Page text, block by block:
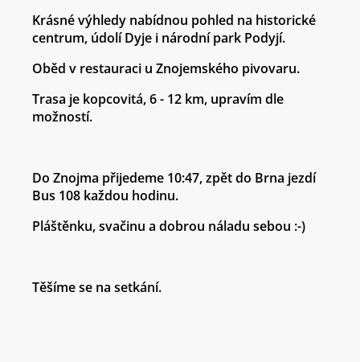
Krásné výhledy nabídnou pohled na historické
centrum, údolí Dyje i národní park Podyjí.
Oběd v restauraci u Znojemského pivovaru.
Trasa je kopcovitá, 6 - 12 km, upravím dle
možností.
Do Znojma přijedeme 10:47, zpět do Brna jezdí
Bus 108 každou hodinu.
Pláštěnku, svačinu a dobrou náladu sebou :-)
Těšíme se na setkání.